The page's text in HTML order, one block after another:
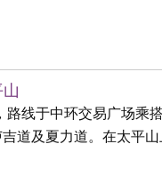
路线于中环交易广场乘
道及夏力道。在太平